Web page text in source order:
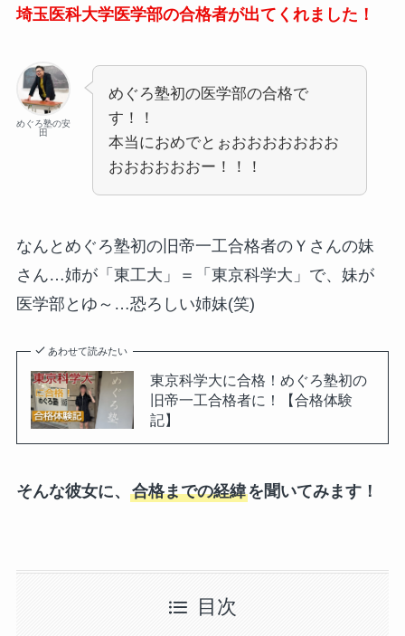
埼玉医科大学医学部の合格者が出てくれました！
めぐろ塾の安
田
めぐろ塾初の医学部の合格で
す！！
本当におめでとぉおおおおおおお
おおおおおおー！！！
なんとめぐろ塾初の旧帝一工合格者のＹさんの妹
さん…姉が「東工大」＝「東京科学大」で、妹が
医学部とゆ～…恐ろしい姉妹(笑)
あわせて読みたい
東京科学大に合格！めぐろ塾初の
旧帝一工合格者に！【合格体験
記】
そんな彼女に、 合格までの経緯を聞いてみます！
目次